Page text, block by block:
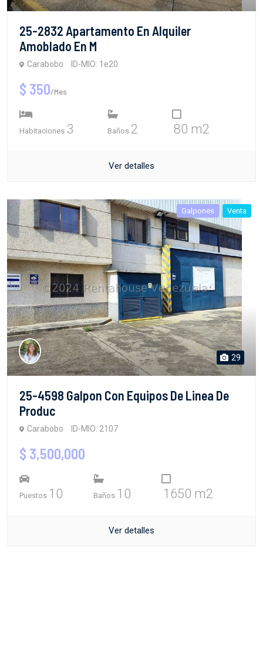
25-2832 Apartamento En Alquiler
Amoblado En M
Carabobo ID-MIO: 1e20
$ 350/Mes
Habitaciones 3 Baños 2 80 m2
Ver detalles
Galpones Venta
29
25-4598 Galpon Con Equipos De Linea De
Produc
Carabobo ID-MIO: 2107
$ 3,500,000
Puestos 10 Baños 10 1650 m2
Ver detalles